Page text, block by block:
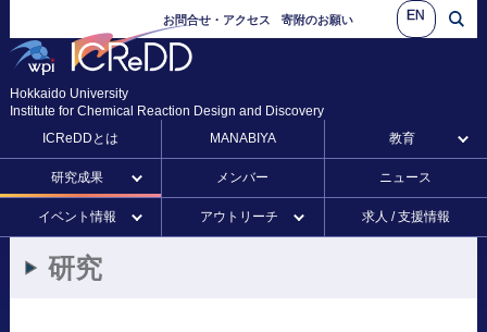
お問合せ・アクセス 寄附のお願い EN
Hokkaido University
Institute for Chemical Reaction Design and Discovery
ICReDDとは
MANABIYA 教育
研究成果 メンバー ニュース
イベント情報 アウトリーチ 求人 / 支援情報
研究